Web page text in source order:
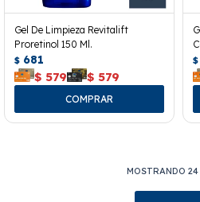
Gel De Limpieza Revitalift
Proretinol 150 Ml.
$ 681
$ 579 $ 579
$
MOSTRANDO 24